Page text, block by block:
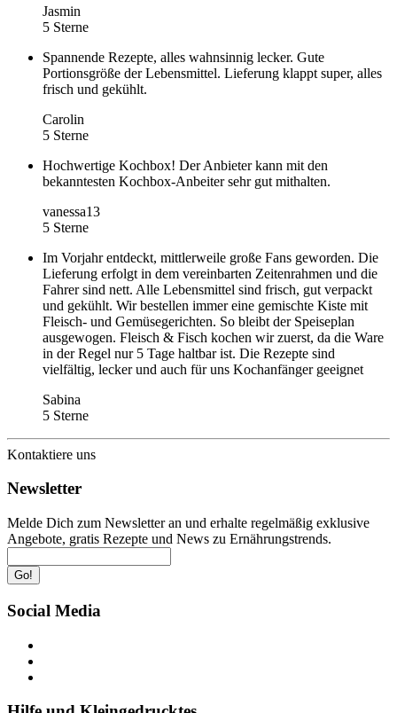
Jasmin
5 Sterne
Spannende Rezepte, alles wahnsinnig lecker. Gute
Portionsgröße der Lebensmittel. Lieferung klappt super, alles
frisch und gekühlt.
Carolin
5 Sterne
Hochwertige Kochbox! Der Anbieter kann mit den
bekanntesten Kochbox-Anbeiter sehr gut mithalten.
vanessa13
5 Sterne
Im Vorjahr entdeckt, mittlerweile große Fans geworden. Die
Lieferung erfolgt in dem vereinbarten Zeitenrahmen und die
Fahrer sind nett. Alle Lebensmittel sind frisch, gut verpackt
und gekühlt. Wir bestellen immer eine gemischte Kiste mit
Fleisch- und Gemüsegerichten. So bleibt der Speiseplan
ausgewogen. Fleisch & Fisch kochen wir zuerst, da die Ware
in der Regel nur 5 Tage haltbar ist. Die Rezepte sind
vielfältig, lecker und auch für uns Kochanfänger geeignet
Sabina
5 Sterne
Kontaktiere uns
Newsletter
Melde Dich zum Newsletter an und erhalte regelmäßig exklusive
Angebote, gratis Rezepte und News zu Ernährungstrends.
Go!
Social Media